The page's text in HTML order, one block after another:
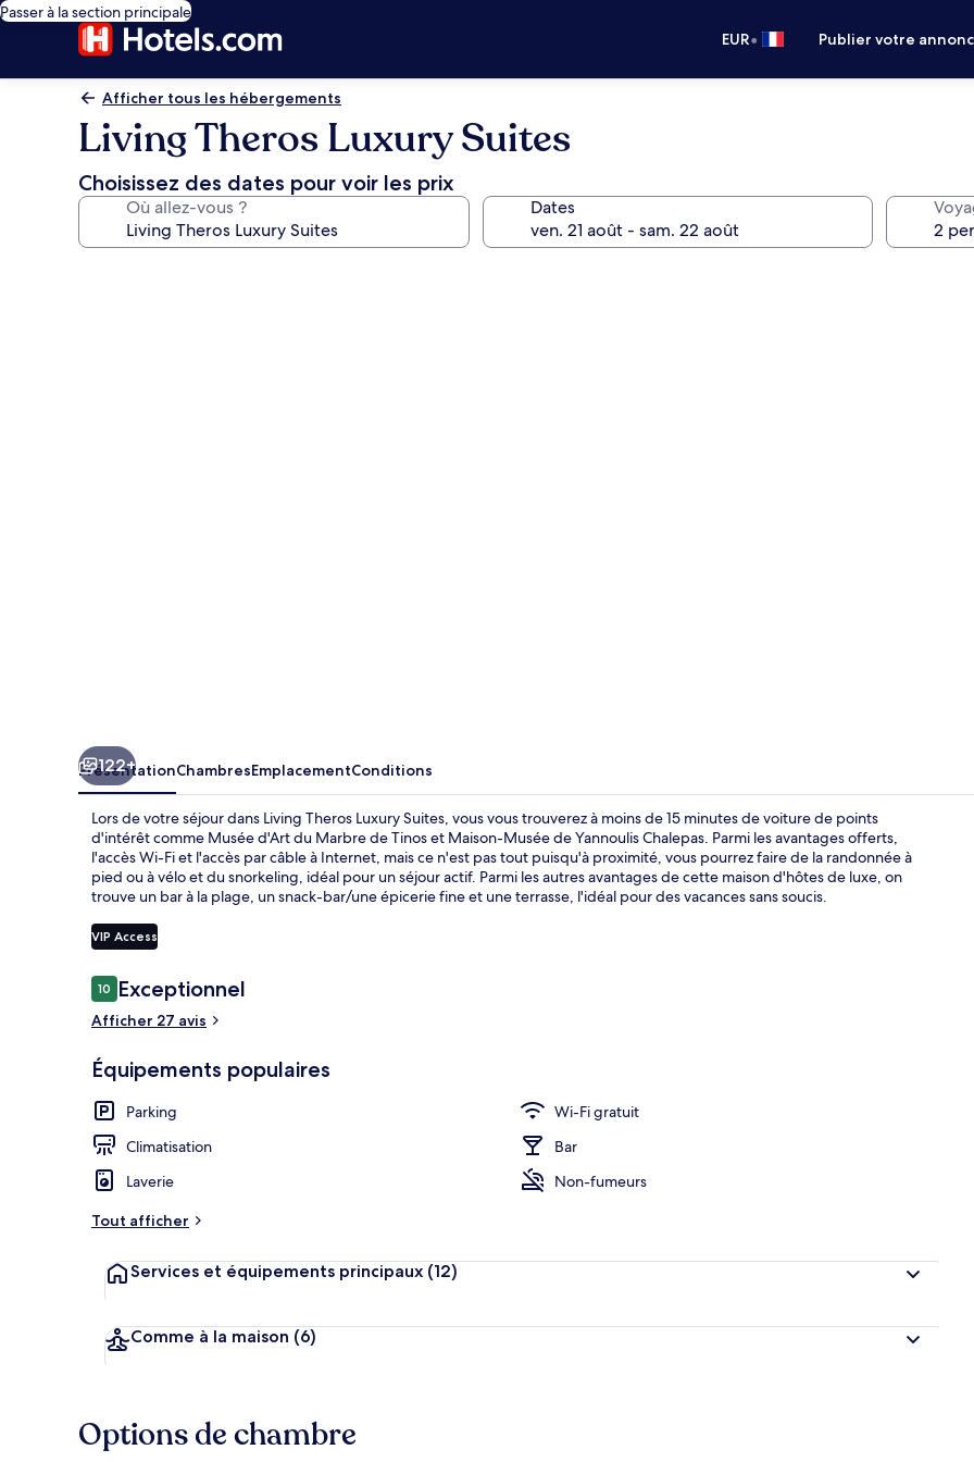
Passer à la section principale
EUR• Publier votre
Afficher tous les hébergements
Living Theros Luxury Suites
Choisissez des dates pour voir les prix
Où allez-vous ? Dates
Two
122+
PrésentationChambresEmplacementConditions
Lors de votre séjour dans Living Theros Luxury Suites, vous vous trouverez à moins de 15 minutes de voiture de points
d'intérêt comme Musée d'Art du Marbre de Tinos et Maison-Musée de Yannoulis Chalepas. Parmi les avantages offerts,
l'accès Wi-Fi et l'accès par câble à Internet, mais ce n'est pas tout puisqu'à proximité, vous pourrez faire de la randonnée à
pied ou à vélo et du snorkeling, idéal pour un séjour actif. Parmi les autres avantages de cette maison d'hôtes de luxe, on
trouve un bar à la plage, un snack-bar/une épicerie fine et une terrasse, l'idéal pour des vacances sans soucis.
VIP Access
Avis
voyageurs
1010 sur 10
Exceptionnel
Afficher 27 avis
Équipements populaires
Parking
Wi-Fi gratuit
Climatisation
Bar
Laverie
Non-fumeurs
Tout afficher
Services et équipements principaux (12)
Comme à la maison (6)
Options de chambre